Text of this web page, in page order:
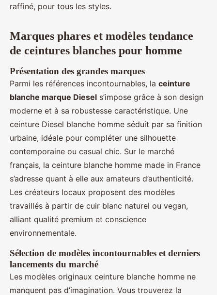
raffiné, pour tous les styles.
Marques phares et modèles tendance
de ceintures blanches pour homme
Présentation des grandes marques
Parmi les références incontournables, la ceinture
blanche marque Diesel s’impose grâce à son design
moderne et à sa robustesse caractéristique. Une
ceinture Diesel blanche homme séduit par sa finition
urbaine, idéale pour compléter une silhouette
contemporaine ou casual chic. Sur le marché
français, la ceinture blanche homme made in France
s’adresse quant à elle aux amateurs d’authenticité.
Les créateurs locaux proposent des modèles
travaillés à partir de cuir blanc naturel ou vegan,
alliant qualité premium et conscience
environnementale.
Sélection de modèles incontournables et derniers
lancements du marché
Les modèles originaux ceinture blanche homme ne
manquent pas d’imagination. Vous trouverez la